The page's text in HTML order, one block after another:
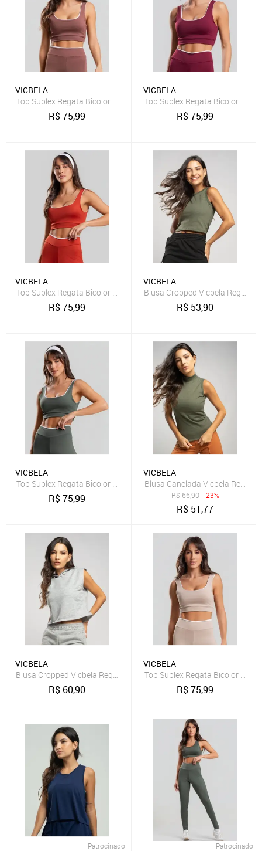
VICBELA
Top Suplex Regata Bicolor Marrom
R$75,99
VICBELA
Top Suplex Regata Bicolor Vinho
R$75,99
VICBELA
Top Suplex Regata Bicolor Terracota
R$75,99
VICBELA
Blusa Cropped Vicbela Regata
R$ 53,90
VICBELA
Top Suplex Regata Bicolor Verde
R$75,99
VICBELA
Blusa Canelada Vicbela Regata
R$66,90 - 23%
R$ 51,77
VICBELA
Blusa Cropped Vicbela Regata Com Capuz Moletinho Inverno Cinza
R$ 60,90
VICBELA
Top Suplex Regata Bicolor Bege
R$75,99
Patrocinado Patrocinado